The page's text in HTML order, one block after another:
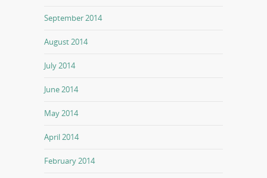
September 2014
August 2014
July 2014
June 2014
May 2014
April 2014
February 2014